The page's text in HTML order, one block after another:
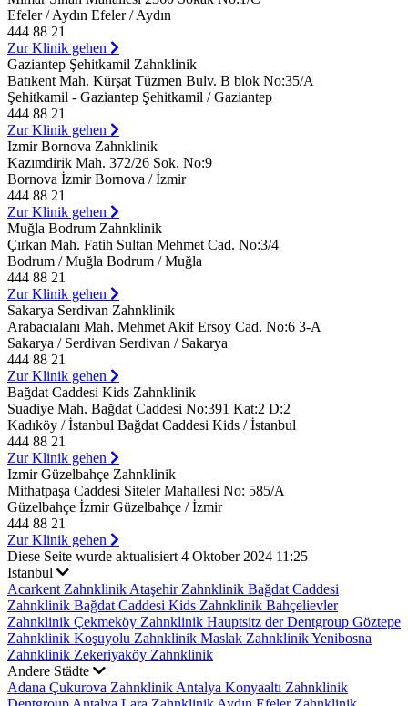
Efeler / Aydın Efeler / Aydın
444 88 21
Zur Klinik gehen
Gaziantep Şehitkamil Zahnklinik
Batıkent Mah. Kürşat Tüzmen Bulv. B blok No:35/A
Şehitkamil - Gaziantep Şehitkamil / Gaziantep
444 88 21
Zur Klinik gehen
Izmir Bornova Zahnklinik
Kazımdirik Mah. 372/26 Sok. No:9
Bornova İzmir Bornova / İzmir
444 88 21
Zur Klinik gehen
Muğla Bodrum Zahnklinik
Çırkan Mah. Fatih Sultan Mehmet Cad. No:3/4
Bodrum / Muğla Bodrum / Muğla
444 88 21
Zur Klinik gehen
Sakarya Serdivan Zahnklinik
Arabacıalanı Mah. Mehmet Akif Ersoy Cad. No:6 3-A
Sakarya / Serdivan Serdivan / Sakarya
444 88 21
Zur Klinik gehen
Bağdat Caddesi Kids Zahnklinik
Suadiye Mah. Bağdat Caddesi No:391 Kat:2 D:2
Kadıköy / İstanbul Bağdat Caddesi Kids / İstanbul
444 88 21
Zur Klinik gehen
Izmir Güzelbahçe Zahnklinik
Mithatpaşa Caddesi Siteler Mahallesi No: 585/A
Güzelbahçe İzmir Güzelbahçe / İzmir
444 88 21
Zur Klinik gehen
Diese Seite wurde aktualisiert 4 Oktober 2024 11:25
Istanbul
Acarkent Zahnklinik Ataşehir Zahnklinik Bağdat Caddesi
Zahnklinik Bağdat Caddesi Kids Zahnklinik Bahçelievler
Zahnklinik Çekmeköy Zahnklinik Hauptsitz der Dentgroup Göztepe
Zahnklinik Koşuyolu Zahnklinik Maslak ZahnklinikYenibosna
Zahnklinik Zekeriyaköy Zahnklinik
Andere Städte
Adana Çukurova Zahnklinik Antalya Konyaaltı Zahnklinik